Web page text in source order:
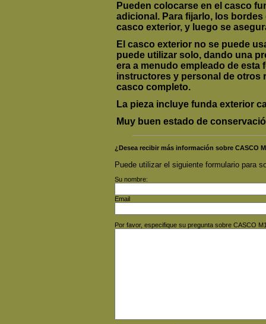
Pueden colocarse en el casco
adicional. Para fijarlo, los
casco exterior, y luego se
El casco exterior no se puede
puede utilizar solo, dando una
era a menudo empleado de esta
instructores y personal de otros
casco completo.
La pieza incluye funda exterior
Muy buen estado de
¿Desea recibir más información sobre CASCO
Puede utilizar el siguiente formulario para
Su nombre:
Email
Por favor, especifique su pregunta sobre CASCO